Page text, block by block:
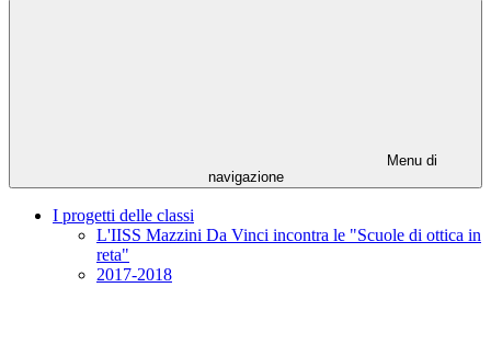
Menu di
navigazione
I progetti delle classi
L'IISS Mazzini Da Vinci incontra le "Scuole di ottica in
reta"
2017-2018